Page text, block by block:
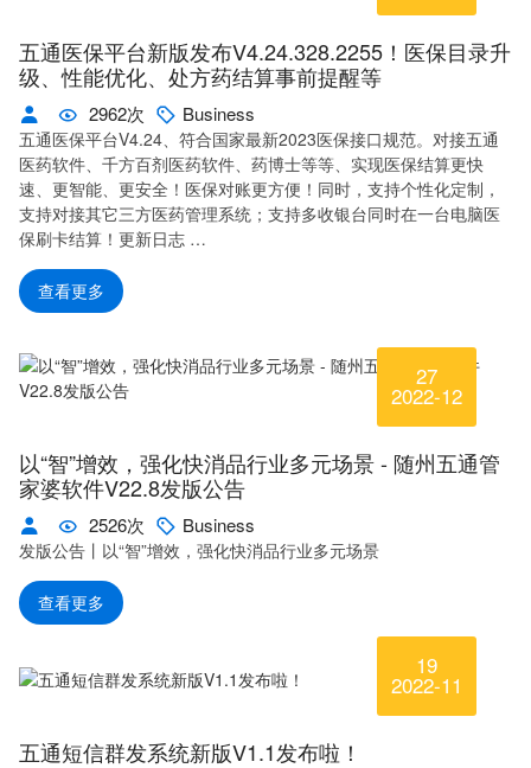
五通医保平台新版发布V4.24.328.2255！医保目录升
级、性能优化、处方药结算事前提醒等
2962次 Business
五通医保平台V4.24、符合国家最新2023医保接口规范。对接五通
医药软件、千方百剂医药软件、药博士等等、实现医保结算更快
速、更智能、更安全！医保对账更方便！同时，支持个性化定制，
支持对接其它三方医药管理系统；支持多收银台同时在一台电脑医
保刷卡结算！更新日志 …
查看更多
27
2022-12
以“智”增效，强化快消品行业多元场景 - 随州五通管
家婆软件V22.8发版公告
2526次 Business
发版公告丨以“智”增效，强化快消品行业多元场景
查看更多
19
2022-11
五通短信群发系统新版V1.1发布啦！